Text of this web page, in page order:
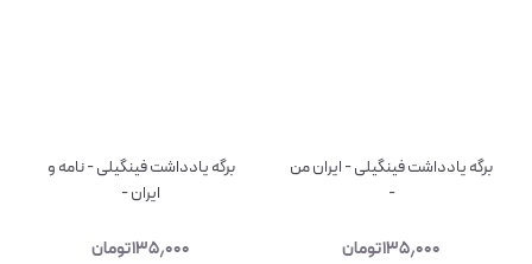
برگه یادداشت فینگیلی - ایران من
-
۱۳۵٫۰۰۰تومان
برگه یادداشت فینگیلی - نامه و
ایران -
۱۳۵٫۰۰۰تومان